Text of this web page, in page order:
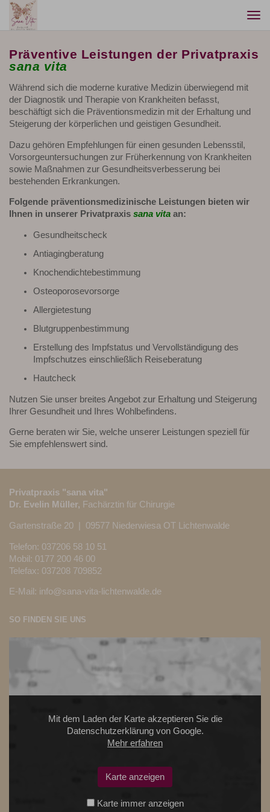
Präventive Leistungen der Privatpraxis
sana vita
Während sich die moderne kurative Medizin überwiegend mit
der Diagnostik und Therapie von Krankheiten befasst,
beschäftigt sich die Präventionsmedizin mit der Erhaltung und
Steigerung der körperlichen und geistigen Gesundheit.
Dazu gehören Empfehlungen für einen gesunden Lebensstil,
Vorsorgeuntersuchungen zur Früherkennung von Krankheiten
sowie Maßnahmen zur Gesundheitsverbesserung bei
bestehenden Erkrankungen.
Folgende präventionsmedizinische Leistungen bieten wir
Ihnen in unserer Privatpraxis sana vita an:
Gesundheitscheck
Antiagingberatung
Knochendichtebestimmung
Osteoporosevorsorge
Allergietestung
Blutgruppenbestimmung
Erstellung des Impfstatus und Vervollständigung des
Impfschutzes einschließlich Reiseberatung
Hautcheck
Nutzen Sie unser breites Angebot zur Erhaltung und Steigerung
Ihrer Gesundheit und Ihres Wohlbefindens.
Gerne beraten wir Sie, welche unserer Leistungen speziell für
Sie empfehlenswert sind.
Privatpraxis "sana vita"
Dr. Evelin Müller, Fachärztin für Chirurgie
Gartenstraße 20 | 09577 Niederwiesa OT Lichtenwalde
Telefon: 037206 58 10 51
Mobil: 0177 200 46 00
Telefax: 037208 709852
E-Mail: info@sana-vita-lichtenwalde.de
SO FINDEN SIE UNS
Mit dem Laden der Karte akzeptieren Sie die
Datenschutzerklärung von Google.
Mehr erfahren
Karte anzeigen
Karte immer anzeigen